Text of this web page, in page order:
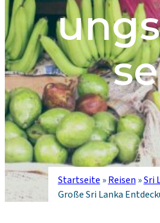
se
Startseite »Reisen »Sri
Große Sri Lanka